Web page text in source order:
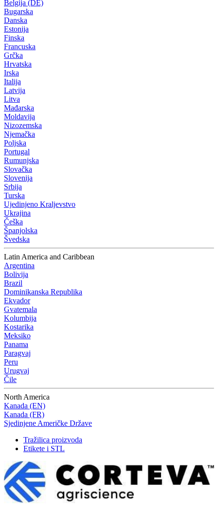
Belgija (DE)
Bugarska
Danska
Estonija
Finska
Francuska
Grčka
Hrvatska
Irska
Italija
Latvija
Litva
Mađarska
Moldavija
Nizozemska
Njemačka
Poljska
Portugal
Rumunjska
Slovačka
Slovenija
Srbija
Turska
Ujedinjeno Kraljevstvo
Ukrajina
Češka
Španjolska
Švedska
Latin America and Caribbean
Argentina
Bolivija
Brazil
Dominikanska Republika
Ekvador
Gvatemala
Kolumbija
Kostarika
Meksiko
Panama
Paragvaj
Peru
Urugvaj
Čile
North America
Kanada (EN)
Kanada (FR)
Sjedinjene Američke Države
Tražilica proizvoda
Etikete i STL